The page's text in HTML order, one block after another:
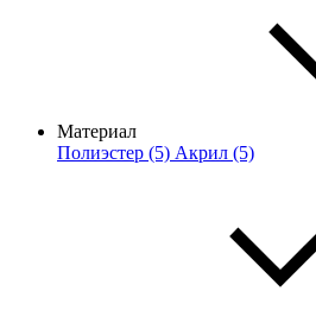
Материал
Полиэстер (5) Акрил (5)